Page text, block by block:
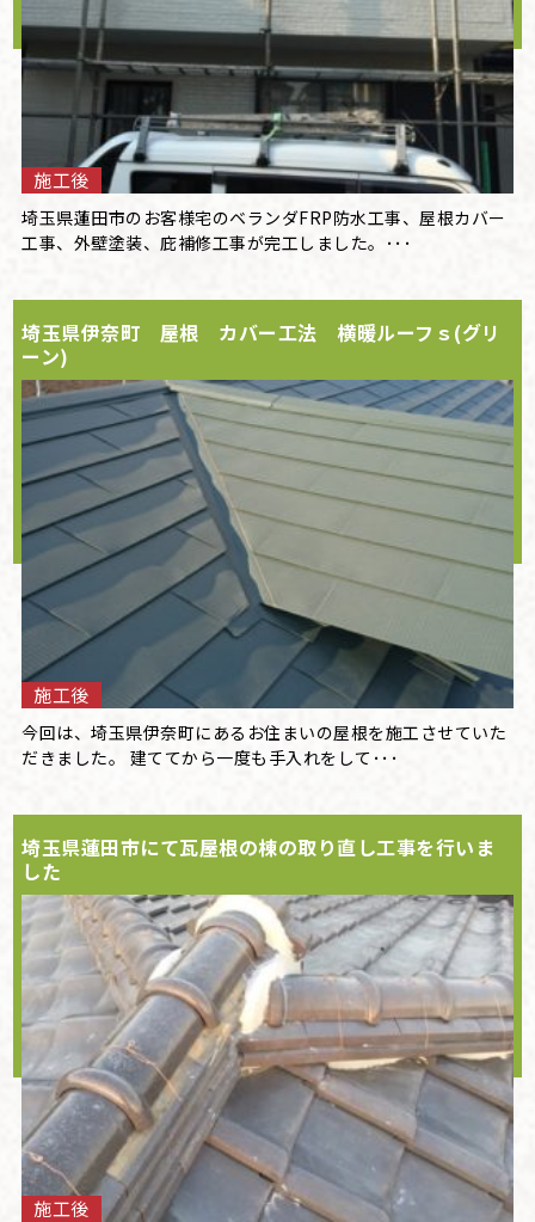
施工後
埼玉県蓮田市のお客様宅のベランダFRP防水工事、屋根カバー
工事、外壁塗装、庇補修工事が完工しました。･･･
埼玉県伊奈町 屋根 カバー工法 横暖ルーフｓ(グリ
ーン)
施工後
今回は、埼玉県伊奈町にあるお住まいの屋根を施工させていた
だきました。 建ててから一度も手入れをして･･･
埼玉県蓮田市にて瓦屋根の棟の取り直し工事を行いま
した
施工後